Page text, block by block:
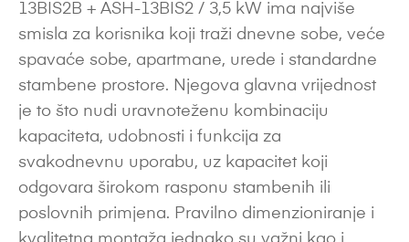
13BIS2B + ASH-13BIS2 / 3,5 kW ima najviše
smisla za korisnika koji traži dnevne sobe, veće
spavaće sobe, apartmane, urede i standardne
stambene prostore. Njegova glavna vrijednost
je to što nudi uravnoteženu kombinaciju
kapaciteta, udobnosti i funkcija za
svakodnevnu uporabu, uz kapacitet koji
odgovara širokom rasponu stambenih ili
poslovnih primjena. Pravilno dimenzioniranje i